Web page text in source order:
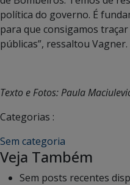
política do governo. É
para que consigamos
públicas”, ressaltou Vagner.
Texto e Fotos: Paula
Categorias :
Sem categoria
Veja Também
Sem posts recentes